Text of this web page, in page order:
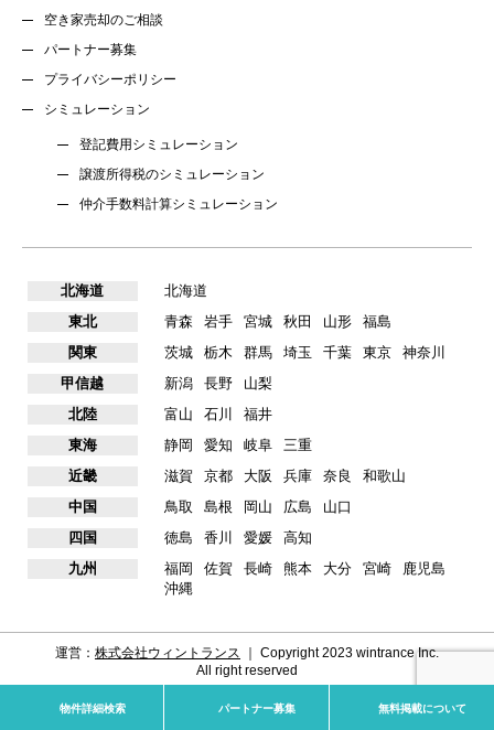
物件詳細検索 パートナー募集 無料掲載について
空き家売却のご相談
パートナー募集
プライバシーポリシー
シミュレーション
登記費用シミュレーション
譲渡所得税のシミュレーション
仲介手数料計算シミュレーション
北海道
北海道
東北
青森 岩手 宮城 秋田 山形
福島
関東
茨城 栃木 群馬 埼玉 千葉 東京
神奈川
甲信越
新潟 長野
山梨
北陸
富山 石川
福井
東海
静岡 愛知 岐阜
三重
近畿
滋賀 京都 大阪 兵庫 奈良
和歌山
中国
鳥取 島根 岡山 広島
山口
四国
徳島 香川 愛媛
高知
九州
福岡 佐賀 長崎 熊本 大分 宮崎
鹿児島
沖縄
運営： 株式会社ウィントランス ｜ Copyright 2023 wintrance Inc.
All right reserved